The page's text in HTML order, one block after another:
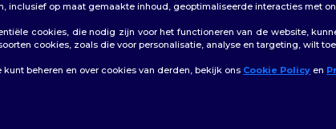
inclusief op maat gemaakte inhoud, geoptimaliseerde interacties met
cookies, die nodig zijn voor het functioneren van de website,
cookies, zoals die voor personalisatie, analyse en targeting, wilt
beheren en over cookies van derden, bekijk ons Cookie Policy en